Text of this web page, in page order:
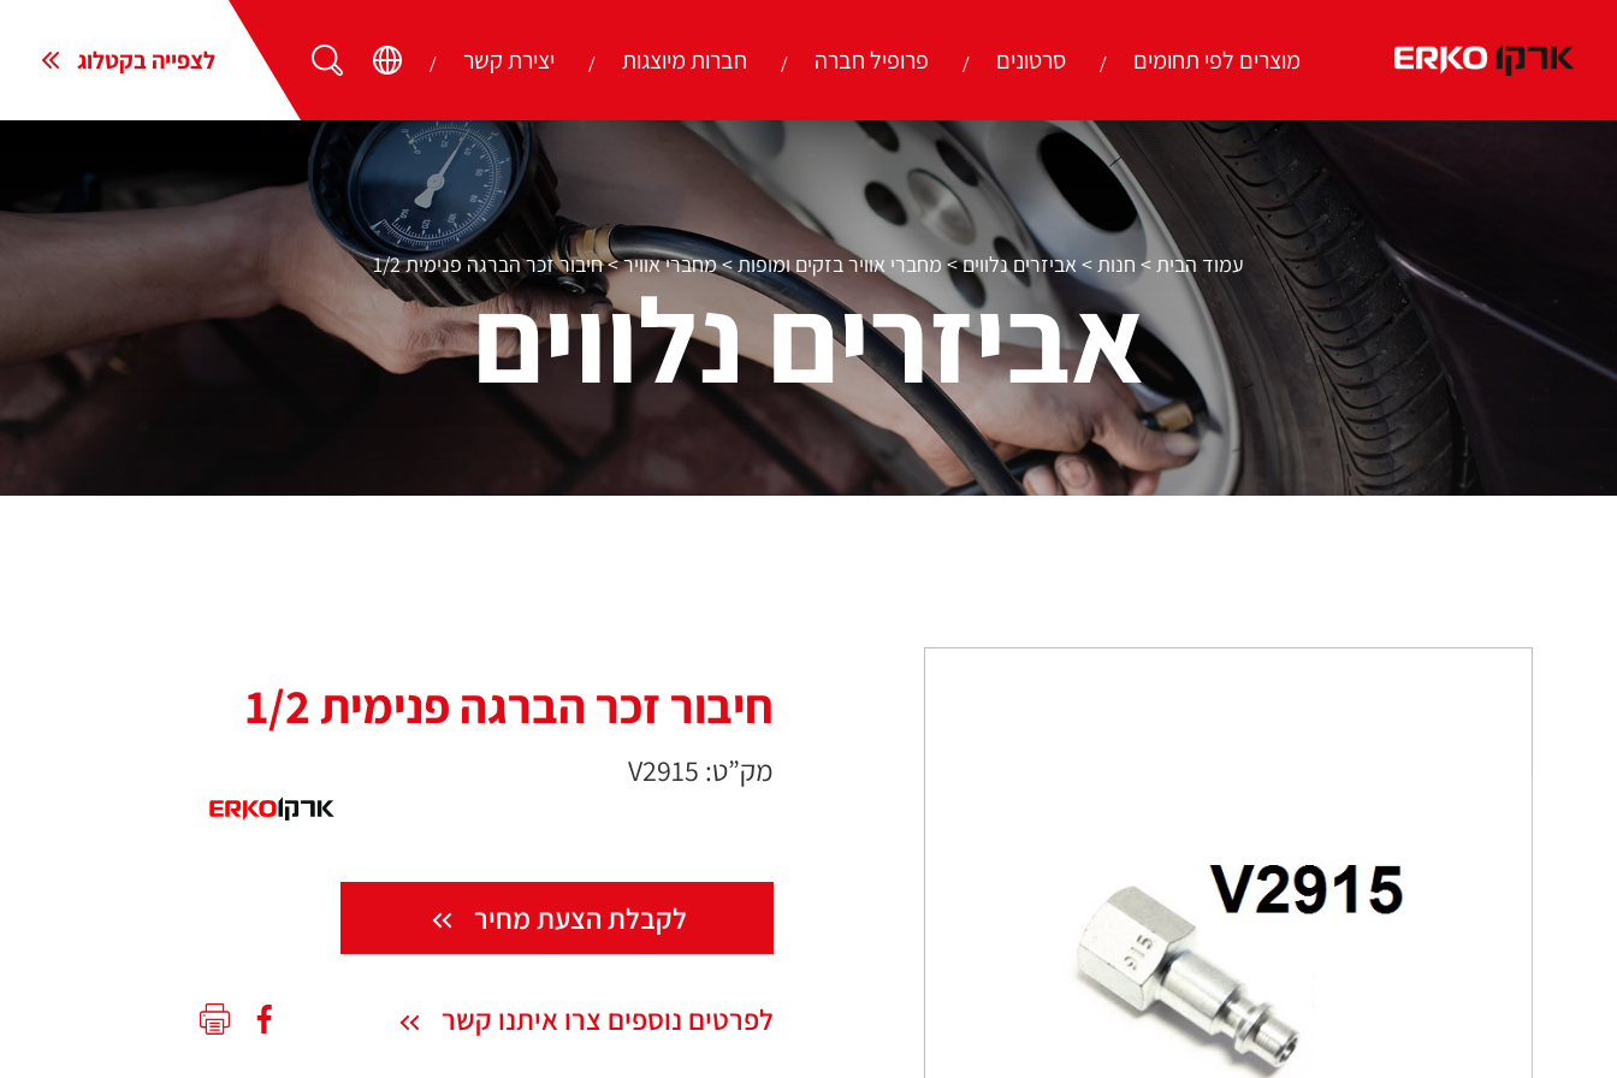
מוצרים לפי תחומים סרטונים פרופיל חברה חברות מיוצגות יצירת קשר לצפייה בקטלוג
עמוד הבית > חנות>אביזרים נלווים> מחברי אוויר בזקים ומופות>מחברי אוויר>חיבור זכר הברגה פנימית 1/2
אביזרים נלווים
חיבור זכר הברגה פנימית 1/2
מק”ט: V2915
לקבלת הצעת מחיר
לפרטים נוספים צרו איתנו קשר